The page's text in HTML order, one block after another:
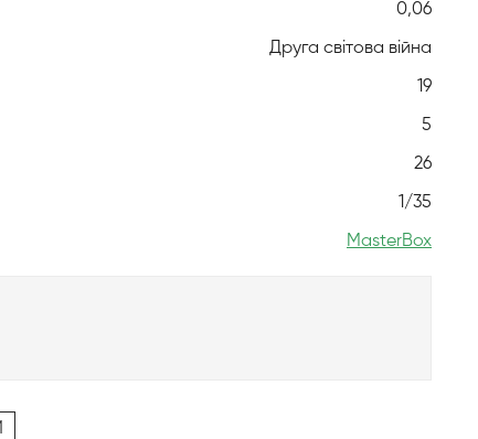
0,06
Друга світова війна
19
5
26
1/35
MasterBox